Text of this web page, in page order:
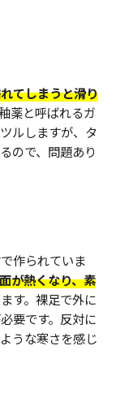
てしまうと滑り
薬と呼ばれるガ
ルしますが、タ
ので、問題あり
作られていま
が熱くなり、素
す。裸足で外に
要です。反対に
うな寒さを感じ